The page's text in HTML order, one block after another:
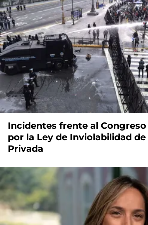
Incidentes frente al
por la Ley de Inviolabilidad
Privada